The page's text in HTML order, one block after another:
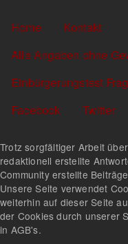
Sekundärlinks
Home
Kontakt
Alle Angaben ohne
Einbürgerungstest
Facebook
Twitter
Trotz sorgfältiger Arbeit
redaktionell erstellte
Community erstellte
Unsere Seite verwendet
weiterhin auf dieser Seite
der Cookies durch unserer
in AGB's.